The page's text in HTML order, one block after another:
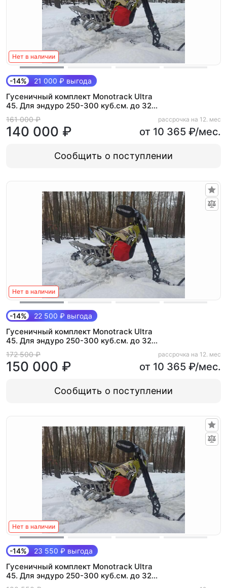
Нет в наличии
-14% 21 000 ₽ выгода
Гусеничный комплект Monotrack Ultra
45. Для эндуро 250-300 куб.см. до 32
л.с. (Light)
161 000 ₽
140 000 ₽
рассрочка на 12. мес
от 10 365 ₽/мес.
Сообщить о поступлении
Нет в наличии
-14% 22 500 ₽ выгода
Гусеничный комплект Monotrack Ultra
45. Для эндуро 250-300 куб.см. до 32
л.с. (Base)
172 500 ₽
150 000 ₽
рассрочка на 12. мес
от 10 365 ₽/мес.
Сообщить о поступлении
Нет в наличии
-14% 23 550 ₽ выгода
Гусеничный комплект Monotrack Ultra
45. Для эндуро 250-300 куб.см. до 32
л.с. (Max)